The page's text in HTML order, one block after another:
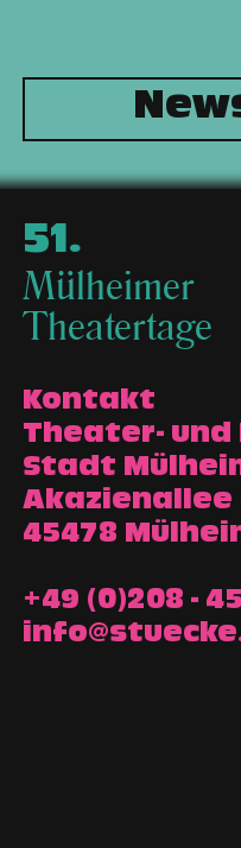
51.
Mülheimer
Theatertage
Kontakt
Theater-
Stadt
Akazienallee
45478
+49 (0)208 -